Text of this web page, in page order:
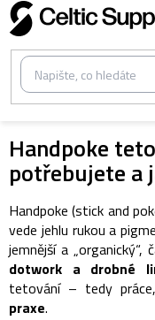
Přejít
na
obsah
Handpoke
potřebujete a
Handpoke (stick and
vede jehlu rukou a
jemnější a
dotwork a drobné
tetování – tedy
praxe.